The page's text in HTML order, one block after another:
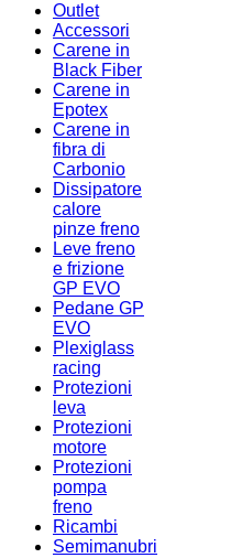
Outlet
Accessori
Carene in
Black Fiber
Carene in
Epotex
Carene in
fibra di
Carbonio
Dissipatore
calore
pinze freno
Leve freno
e frizione
GP EVO
Pedane GP
EVO
Plexiglass
racing
Protezioni
leva
Protezioni
motore
Protezioni
pompa
freno
Ricambi
Semimanubri